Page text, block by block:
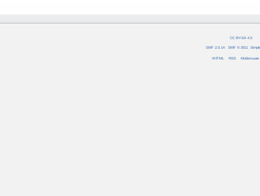
CC BY-SA 4.0
SMF 2.0.14 SMF © 2011
XHTML RSS Мобильная